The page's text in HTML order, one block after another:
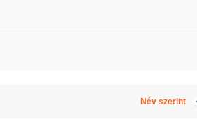
Név szerint